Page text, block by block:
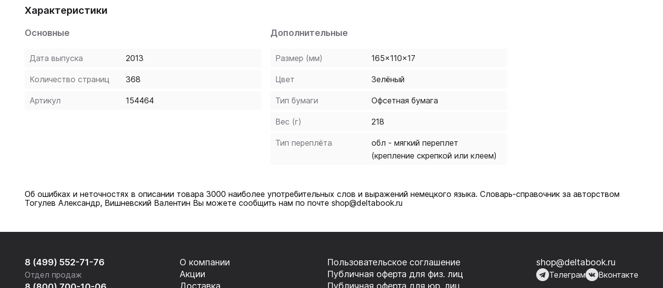
Характеристики
Основные
Дата выпуска 2013
Количество страниц 368
Артикул 154464
Дополнительные
Размер (мм) 165x110x17
Цвет Зелёный
Тип бумаги Офсетная бумага
Вес (г) 218
Тип переплёта
обл - мягкий переплет
(крепление скрепкой или клеем)
Об ошибках и неточностях в описании товара 3000 наиболее употребительных слов и выражений немецкого языка. Словарь-справочник за авторством
Тогулев Александр, Вишневский Валентин Вы можете сообщить нам по почте shop@deltabook.ru
8 (499) 552-71-76
Отдел продаж
О компании
Акции
Доставка
Пользовательское соглашение
Публичная оферта для физ. лиц
Публичная оферта для юр. лиц
shop@deltabook.ru
Телеграм Вконтакте